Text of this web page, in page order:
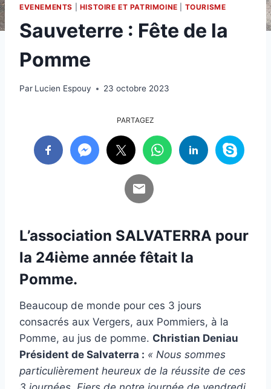
EVENEMENTS HISTOIRE ET PATRIMOINE TOURISME
Sauveterre : Fête de la
Pomme
Par Lucien Espouy 23 octobre 2023
PARTAGEZ
L’association SALVATERRA pour
la 24ième année fêtait la
Pomme.
Beaucoup de monde pour ces 3 jours
consacrés aux Vergers, aux Pommiers, à la
Pomme, au jus de pomme. Christian Deniau
Président de Salvaterra : « Nous sommes
particulièrement heureux de la réussite de ces